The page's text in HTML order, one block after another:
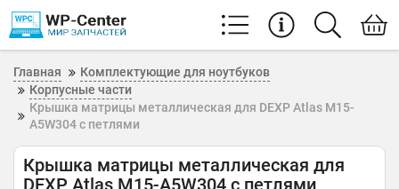
Главная
Комплектующие для ноутбуков
Корпусные части
Крышка матрицы металлическая для DEXP Atlas M15-
A5W304 с петлями
Крышка матрицы металлическая для
DEXP Atlas M15-A5W304 с петлями